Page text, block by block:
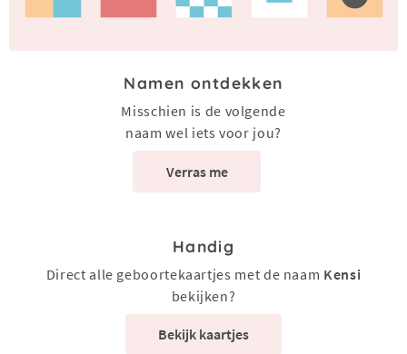
Namen ontdekken
Misschien is de volgende
naam wel iets voor jou?
Verras me
Handig
Direct alle geboortekaartjes met de naam Kensi
bekijken?
Bekijk kaartjes